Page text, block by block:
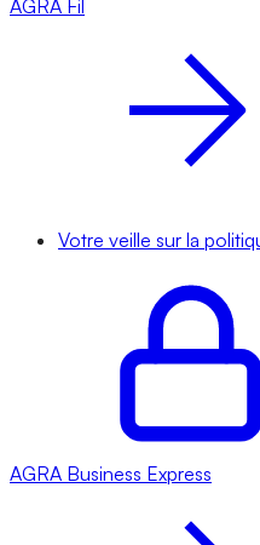
AGRA Fil
Votre veille sur la
AGRA Business Express